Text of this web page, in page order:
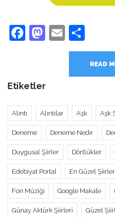
Facebook
Mastodon
Email
READ
Etiketler
Alıntı Alıntılar Aşk Aşk
Deneme Deneme Nedir
Duygusal Şiirler Dörtlükler
Edebiyat Portal En Güzel Şiirler
Fon Müziği Google Makale
Günay Aktürk Şiirleri Güzel